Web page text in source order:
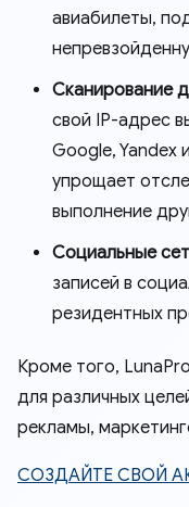
авиабилеты,
Сканирование
свой IP-адрес
Google, Yandex
упрощает
выполнение
Социальные
записей в
резидентных
Кроме того,
для различных
рекламы,
СОЗДАЙТЕ СВОЙ